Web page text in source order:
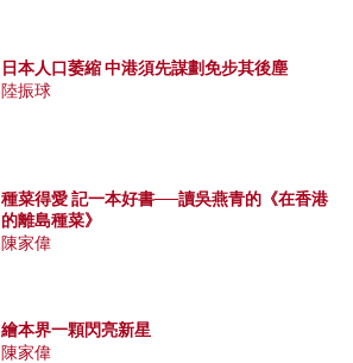
日本人口萎縮 中港須先謀劃免步其後塵
陸振球
種菜得愛 記一本好書──讀吳燕青的《在香港
的離島種菜》
陳家偉
繪本界一顆閃亮新星
陳家偉